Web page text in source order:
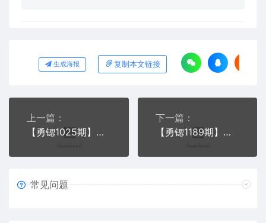
生成海报 复制本文链接
上一篇：
【勇锶1025期】自媒体视频教程今日头条百家号推广制作抖音入门高级课程
下一篇：
【勇锶1189期】自媒体教程百家号正常渠道如何快速通过及爆文小技巧
常见问题